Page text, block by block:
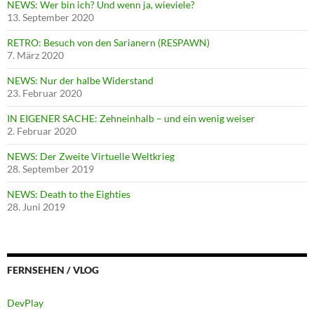
NEWS: Wer bin ich? Und wenn ja, wieviele?
13. September 2020
RETRO: Besuch von den Sarianern (RESPAWN)
7. März 2020
NEWS: Nur der halbe Widerstand
23. Februar 2020
IN EIGENER SACHE: Zehneinhalb – und ein wenig weiser
2. Februar 2020
NEWS: Der Zweite Virtuelle Weltkrieg
28. September 2019
NEWS: Death to the Eighties
28. Juni 2019
FERNSEHEN / VLOG
DevPlay